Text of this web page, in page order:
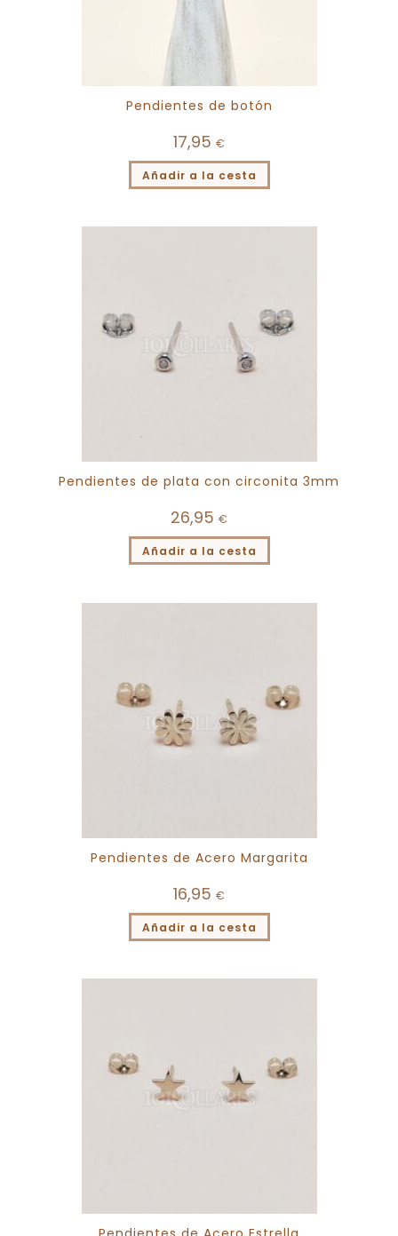
Pendientes de botón
17,95 €
Añadir a la cesta
Pendientes de plata con circonita 3mm
26,95 €
Añadir a la cesta
Pendientes de Acero Margarita
16,95 €
Añadir a la cesta